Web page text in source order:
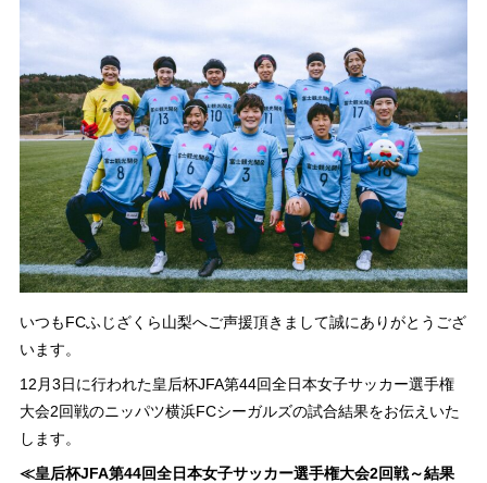
いつもFCふじざくら山梨へご声援頂きまして誠にありがとうござ
います。
12月3日に行われた皇后杯JFA第44回全日本女子サッカー選手権
大会2回戦のニッパツ横浜FCシーガルズの試合結果をお伝えいた
します。
≪皇后杯JFA第44回全日本女子サッカー選手権大会2回戦～結果